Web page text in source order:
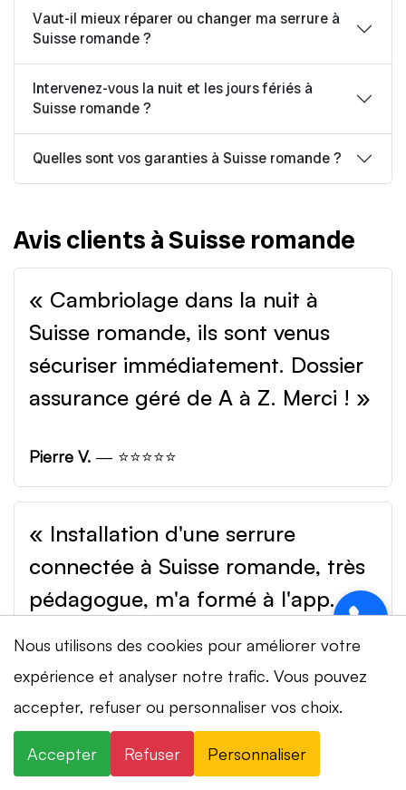
Vaut-il mieux réparer ou changer ma serrure à
Suisse romande ?
Intervenez-vous la nuit et les jours fériés à
Suisse romande ?
Quelles sont vos garanties à Suisse romande ?
Avis clients à Suisse romande
« Cambriolage dans la nuit à
Suisse romande, ils sont venus
sécuriser immédiatement. Dossier
assurance géré de A à Z. Merci ! »
Pierre V. — ⭐⭐⭐⭐⭐
« Installation d'une serrure
connectée à Suisse romande, très
pédagogue, m'a formé à l'app.
Laura B. — ⭐⭐⭐⭐⭐
« Tarif transparent, pas d'arnaque.
Nous utilisons des cookies pour améliorer votre
expérience et analyser notre trafic. Vous pouvez
accepter, refuser ou personnaliser vos choix.
Accepter Refuser Personnaliser
⚡ Intervention en 20 min· 24h/24 · 7j/7 ·
Devis gratuit
+41 78 319 32 82
WhatsApp